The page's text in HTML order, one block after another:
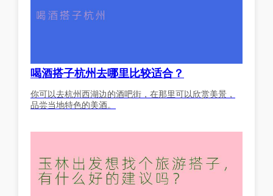
喝酒搭子杭州去哪里比较适合？
你可以去杭州西湖边的酒吧街，在那里可以欣赏美景，
品尝当地特色的美酒。